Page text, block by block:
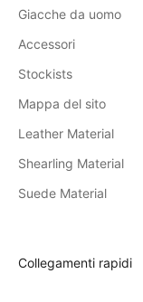
Giacche da uomo
Accessori
Stockists
Mappa del sito
Leather Material
Shearling Material
Suede Material
Collegamenti rapidi